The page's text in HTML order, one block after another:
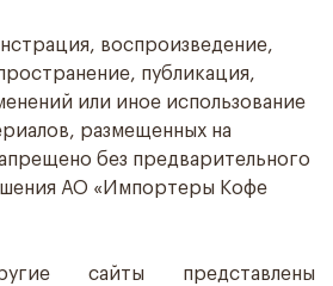
воспроизведение,
публикация,
или иное использование
размещенных на
без предварительного
АО «Импортеры Кофе
сайты представлены